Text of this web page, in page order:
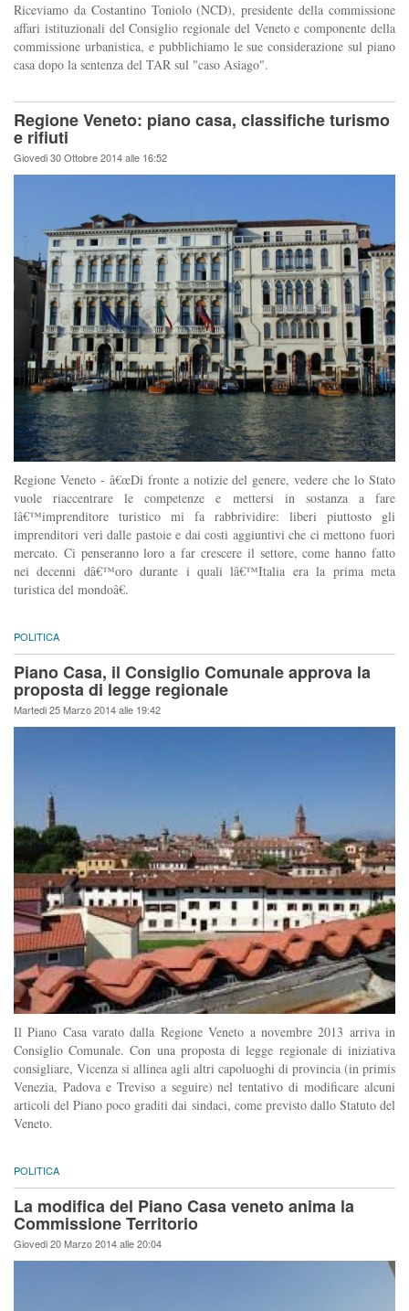
Riceviamo da Costantino Toniolo (NCD), presidente della commissione
affari istituzionali del Consiglio regionale del Veneto e componente della
commissione urbanistica, e pubblichiamo le sue considerazione sul piano
casa dopo la sentenza del TAR sul "caso Asiago".
Regione Veneto: piano casa, classifiche turismo
e rifiuti
Giovedi 30 Ottobre 2014 alle 16:52
Regione Veneto - â€œDi fronte a notizie del genere, vedere che lo Stato
vuole riaccentrare le competenze e mettersi in sostanza a fare
lâ€™imprenditore turistico mi fa rabbrividire: liberi piuttosto gli
imprenditori veri dalle pastoie e dai costi aggiuntivi che ci mettono fuori
mercato. Ci penseranno loro a far crescere il settore, come hanno fatto
nei decenni dâ€™oro durante i quali lâ€™Italia era la prima meta
turistica del mondoâ€.
POLITICA
Piano Casa, il Consiglio Comunale approva la
proposta di legge regionale
Martedi 25 Marzo 2014 alle 19:42
Il Piano Casa varato dalla Regione Veneto a novembre 2013 arriva in
Consiglio Comunale. Con una proposta di legge regionale di iniziativa
consigliare, Vicenza si allinea agli altri capoluoghi di provincia (in primis
Venezia, Padova e Treviso a seguire) nel tentativo di modificare alcuni
articoli del Piano poco graditi dai sindaci, come previsto dallo Statuto del
Veneto.
POLITICA
La modifica del Piano Casa veneto anima la
Commissione Territorio
Giovedi 20 Marzo 2014 alle 20:04